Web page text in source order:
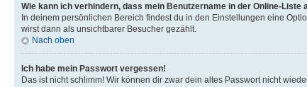
Wie kann ich verhindern, dass mein Benutzername in der Online-Liste
In deinem persönlichen Bereich findest du in den Einstellungen eine
wirst dann als unsichtbarer Besucher gezählt.
Nach oben
Ich habe mein Passwort vergessen!
Das ist nicht schlimm! Wir können dir zwar dein altes Passwort nicht